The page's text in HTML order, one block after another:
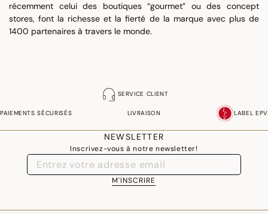
récemment celui des boutiques “gourmet” ou des concept
stores, font la richesse et la fierté de la marque avec plus de
1400 partenaires à travers le monde.
SERVICE CLIENT
PAIEMENTS SÉCURISÉS LIVRAISON LABEL EPV
NEWSLETTER
Inscrivez-vous à notre newsletter!
M'INSCRIRE